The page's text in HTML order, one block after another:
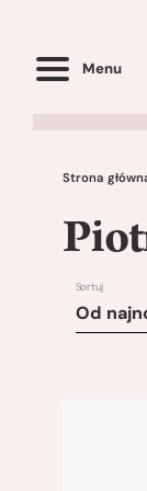
Menu
Strona
Sortuj
Od